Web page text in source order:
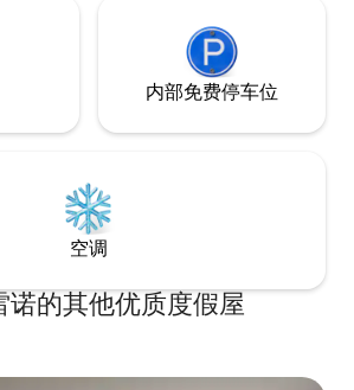
内部免费停车位
空调
诺的其他优质度假屋